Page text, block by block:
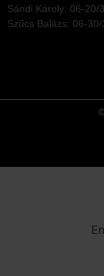
Sándi Károly: 06-20/
Szűcs Balázs: 06-